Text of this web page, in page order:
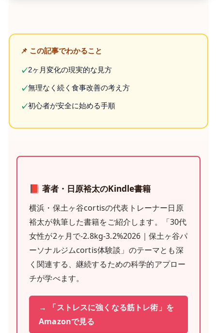
📌 この記事でわかること
✓2ヶ月変化の現実的な見方
✓無理なく続く食事改善の考え方
✓初心者が安全に始める手順
📕 著者・日原裕太のKindle書籍
横浜・保土ヶ谷cortisの代表トレーナー日原
裕太が執筆した書籍をご紹介します。「30代
女性が2ヶ月で-2.8kg-3.2%2026｜保土ヶ谷パ
ーソナルジムcortis体験談」のテーマとも深
く関連する、継続するための科学的アプロー
チが学べます。
→ 「ストレスに強くなる筋トレ術」を
Amazonで見る